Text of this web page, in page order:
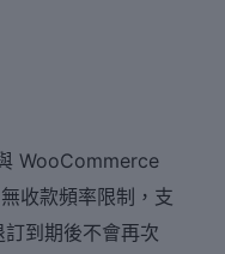
WooCommerce
收款頻率限制，支
到期後不會再次